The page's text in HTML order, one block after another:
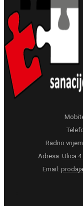
Radno
Adresa:Ulica
Email: